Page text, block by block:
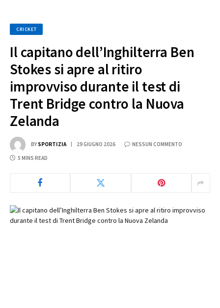
CRICKET
Il capitano dell’Inghilterra Ben
Stokes si apre al ritiro
improvviso durante il test di
Trent Bridge contro la Nuova
Zelanda
BY SPORTIZIA 29 GIUGNO 2026 NESSUN COMMENTO
5 MINS READ